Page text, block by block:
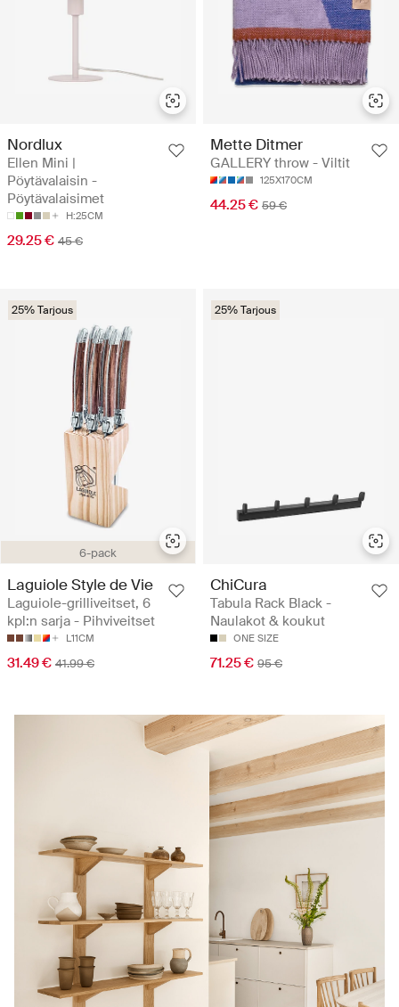
Nordlux
Ellen Mini |
Pöytävalaisin -
Pöytävalaisimet
H:25CM
29.25 € 45 €
Mette Ditmer
GALLERY throw - Viltit
125X170CM
44.25 € 59 €
6-pack
25% Tarjous
Laguiole Style de Vie
Laguiole-grilliveitset, 6
kpl:n sarja - Pihviveitset
L11CM
31.49 € 41.99 €
25% Tarjous
ChiCura
Tabula Rack Black -
Naulakot & koukut
ONE SIZE
71.25 € 95 €